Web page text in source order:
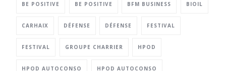
BE POSITIVE BE POSITIVE BFM BUSINESS BIOIL
CARHAIX DÉFENSE DÉFENSE FESTIVAL
FESTIVAL GROUPE CHARRIER HPOD
HPOD AUTOCONSO HPOD AUTOCONSO